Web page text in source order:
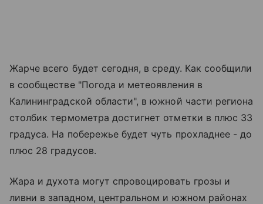
Жарче всего будет сегодня, в среду. Как сообщили
в сообществе "Погода и метеоявления в
Калининградской области", в южной части региона
столбик термометра достигнет отметки в плюс 33
градуса. На побережье будет чуть прохладнее - до
плюс 28 градусов.
Жара и духота могут спровоцировать грозы и
ливни в западном, центральном и южном районах